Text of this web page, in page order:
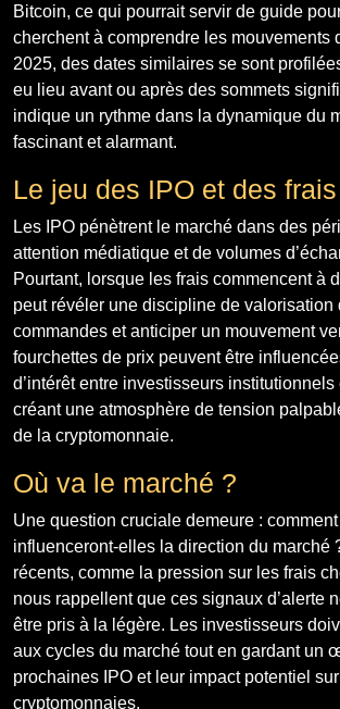
Bitcoin, ce qui pourrait servir de guide
cherchent à comprendre les mouvements
2025, des dates similaires se sont
eu lieu avant ou après des sommets
indique un rythme dans la dynamique du
fascinant et alarmant.
Le jeu des IPO et des frais
Les IPO pénètrent le marché dans des
attention médiatique et de volumes
Pourtant, lorsque les frais commencent à
peut révéler une discipline de valorisation
commandes et anticiper un mouvement
fourchettes de prix peuvent être
d’intérêt entre investisseurs institutionnels
créant une atmosphère de tension
de la cryptomonnaie.
Où va le marché ?
Une question cruciale demeure :
influenceront-elles la direction du marché
récents, comme la pression sur les frais
nous rappellent que ces signaux d’alerte
être pris à la légère. Les investisseurs
aux cycles du marché tout en gardant un
prochaines IPO et leur impact potentiel
cryptomonnaies.